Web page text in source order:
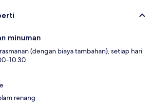
minuman
(dengan biaya tambahan), setiap hari
renang